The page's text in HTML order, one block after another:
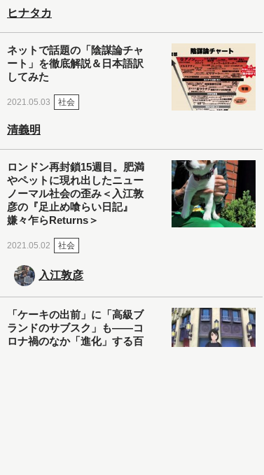
ヒナタカ
ネットで話題の「陰謀論チャ
ート」を徹底解説＆日本語訳
してみた
2021.05.03 社会
清義明
ロンドン再封鎖15週目。肥満
やペットに現れ出したニュー
ノーマル社会の歪み＜入江敦
彦の『足止め喰らい日記』
嫌々乍らReturns＞
2021.05.02 社会
入江敦彦
「ケーキの出前」に「高級ブ
ランドのサブスク」も――コ
ロナ禍のなか「進化」する百